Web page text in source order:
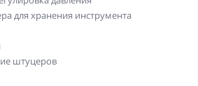
для хранения инструмента
штуцеров